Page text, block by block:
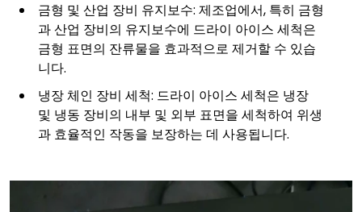
금형 및 산업 장비 유지보수: 제조업에서, 특히 금형
과 산업 장비의 유지보수에 드라이 아이스 세척은
금형 표면의 잔류물을 효과적으로 제거할 수 있습
니다.
냉장 체인 장비 세척: 드라이 아이스 세척은 냉장
및 냉동 장비의 내부 및 외부 표면을 세척하여 위생
과 효율적인 작동을 보장하는 데 사용됩니다.